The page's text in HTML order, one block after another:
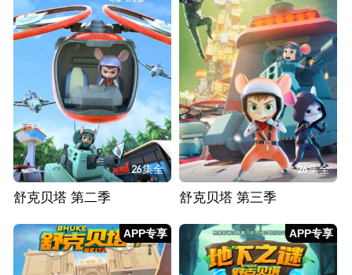
26集全
舒克贝塔 第二季
26集全
舒克贝塔 第三季
APP专享 APP专享